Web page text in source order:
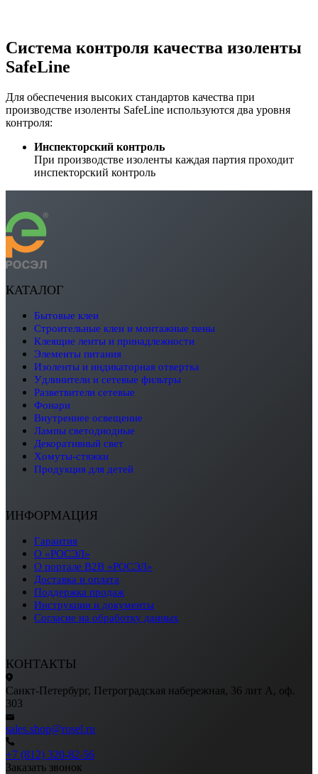
Система контроля качества изоленты
SafeLine
Для обеспечения высоких стандартов качества при
производстве изоленты SafeLine используются два уровня
контроля:
Инспекторский контроль
При производстве изоленты каждая партия проходит
инспекторский контроль
КАТАЛОГ
бытовые клеи
строительные клеи и монтажные пены
клеящие ленты и принадлежности
элементы питания
изоленты и индикаторная отвертка
удлинители и сетевые фильтры
разветвители сетевые
фонари
внутреннее освещение
лампы светодиодные
декоративный свет
хомуты-стяжки
продукция для детей
ИНФОРМАЦИЯ
Гарантия
О «РОСЭЛ»
О портале B2B «РОСЭЛ»
Доставка и оплата
Поддержка продаж
Инструкции и документы
Согласие на обработку данных
КОНТАКТЫ
Санкт-Петербург, Петроградская набережная, 36 лит А, оф.
303
sales.shop@rosel.ru
+7 (812) 320-82-56
Заказать звонок